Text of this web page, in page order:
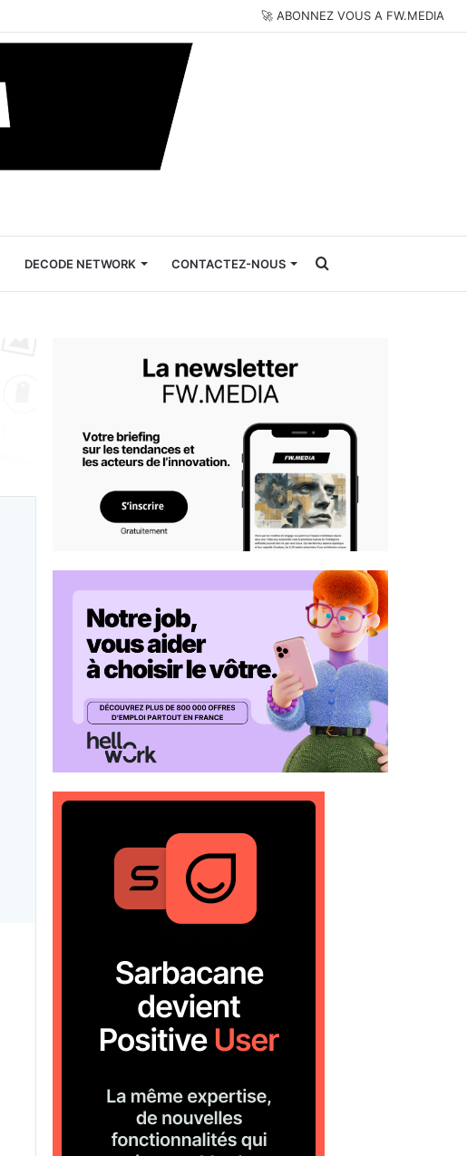
🚀 ABONNEZ VOUS A FW.MEDIA
DECODE NETWORK CONTACTEZ-NOUS Rechercher